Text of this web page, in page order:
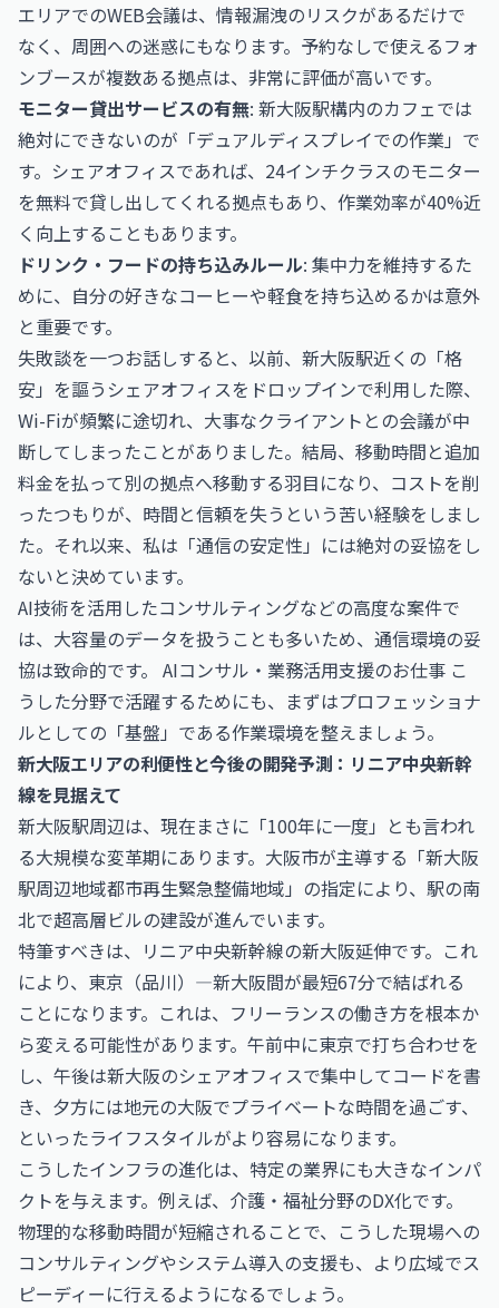
エリアでのWEB会議は、情報漏洩のリスクがあるだけで
なく、周囲への迷惑にもなります。予約なしで使えるフォ
ンブースが複数ある拠点は、非常に評価が高いです。
モニター貸出サービスの有無: 新大阪駅構内のカフェでは
絶対にできないのが「デュアルディスプレイでの作業」で
す。シェアオフィスであれば、24インチクラスのモニター
を無料で貸し出してくれる拠点もあり、作業効率が40%近
く向上することもあります。
ドリンク・フードの持ち込みルール: 集中力を維持するた
めに、自分の好きなコーヒーや軽食を持ち込めるかは意外
と重要です。
失敗談を一つお話しすると、以前、新大阪駅近くの「格
安」を謳うシェアオフィスをドロップインで利用した際、
Wi-Fiが頻繁に途切れ、大事なクライアントとの会議が中
断してしまったことがありました。結局、移動時間と追加
料金を払って別の拠点へ移動する羽目になり、コストを削
ったつもりが、時間と信頼を失うという苦い経験をしまし
た。それ以来、私は「通信の安定性」には絶対の妥協をし
ないと決めています。
AI技術を活用したコンサルティングなどの高度な案件で
は、大容量のデータを扱うことも多いため、通信環境の妥
協は致命的です。 AIコンサル・業務活用支援のお仕事 こ
うした分野で活躍するためにも、まずはプロフェッショナ
ルとしての「基盤」である作業環境を整えましょう。
新大阪エリアの利便性と今後の開発予測：リニア中央新幹
線を見据えて
新大阪駅周辺は、現在まさに「100年に一度」とも言われ
る大規模な変革期にあります。大阪市が主導する「新大阪
駅周辺地域都市再生緊急整備地域」の指定により、駅の南
北で超高層ビルの建設が進んでいます。
特筆すべきは、リニア中央新幹線の新大阪延伸です。これ
により、東京（品川）―新大阪間が最短67分で結ばれる
ことになります。これは、フリーランスの働き方を根本か
ら変える可能性があります。午前中に東京で打ち合わせを
し、午後は新大阪のシェアオフィスで集中してコードを書
き、夕方には地元の大阪でプライベートな時間を過ごす、
といったライフスタイルがより容易になります。
こうしたインフラの進化は、特定の業界にも大きなインパ
クトを与えます。例えば、介護・福祉分野のDX化です。
物理的な移動時間が短縮されることで、こうした現場への
コンサルティングやシステム導入の支援も、より広域でス
ピーディーに行えるようになるでしょう。